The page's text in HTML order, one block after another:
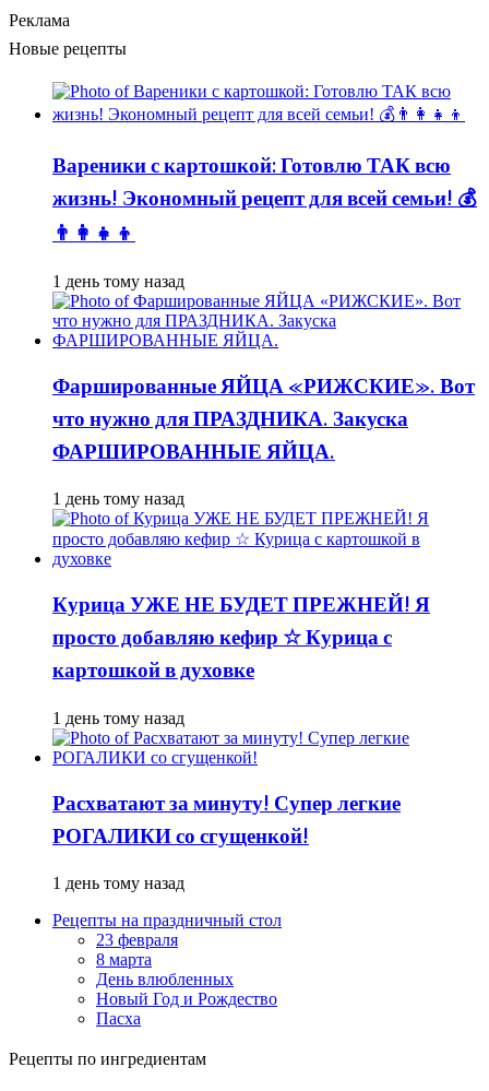
Реклама
Новые рецепты
Вареники с картошкой: Готовлю ТАК всю
жизнь! Экономный рецепт для всей семьи! 💰
👨👩👧👦
1 день тому назад
Фаршированные ЯЙЦА «РИЖСКИЕ». Вот
что нужно для ПРАЗДНИКА. Закуска
ФАРШИРОВАННЫЕ ЯЙЦА.
1 день тому назад
Курица УЖЕ НЕ БУДЕТ ПРЕЖНЕЙ! Я
просто добавляю кефир ☆ Курица с
картошкой в духовке
1 день тому назад
Расхватают за минуту! Супер легкие
РОГАЛИКИ со сгущенкой!
1 день тому назад
Рецепты на праздничный стол
23 февраля
8 марта
День влюбленных
Новый Год и Рождество
Пасха
Рецепты по ингредиентам